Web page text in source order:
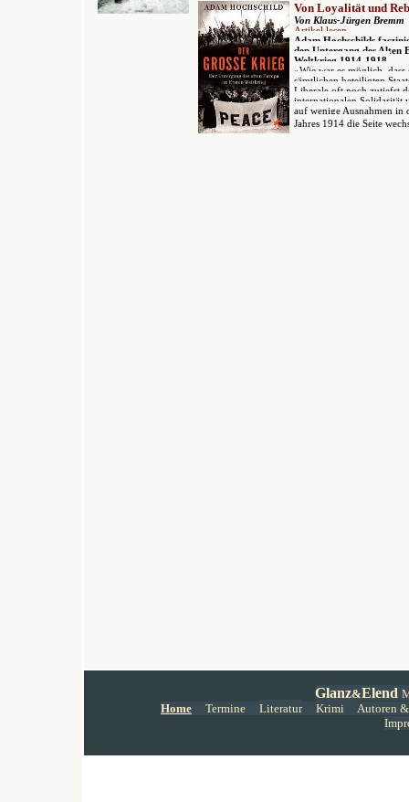
Von Loyalität und
Von Klaus-Jürgen Bremm
Artikel lesen
Adam Hochschilds
den Untergang des Alten
Weltkrieg 1914-1918.
»Wie war es möglich,
sämtlichen beteiligten
Liberale oft noch zutiefst
internationalen Solidarität
auf wenige Ausnahmen in
Jahres 1914 die Seite
Glanz&Elend
Home
Termine Literatur Krimi Autoren